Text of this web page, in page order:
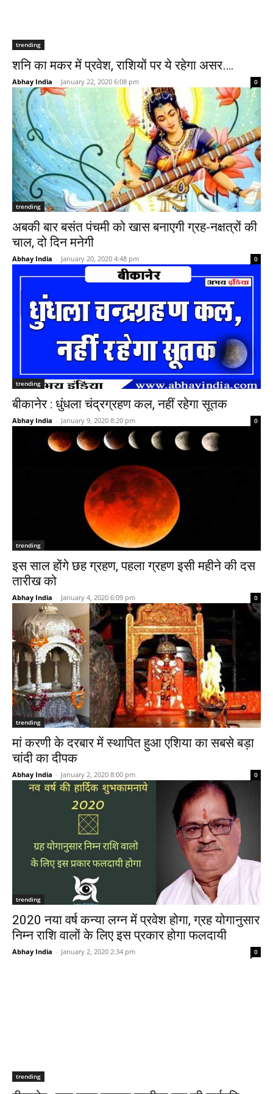
trending
शनि का मकर में प्रवेश, राशियों पर ये रहेगा असर….
Abhay India - January 22, 2020 6:08 pm 0
trending
अबकी बार बसंत पंचमी को खास बनाएगी ग्रह-नक्षत्रों की
चाल, दो दिन मनेगी
Abhay India - January 20, 2020 4:48 pm 0
trending
बीकानेर : धुंधला चंद्रग्रहण कल, नहीं रहेगा सूतक
Abhay India - January 9, 2020 8:20 pm 0
trending
इस साल होंगे छह ग्रहण, पहला ग्रहण इसी महीने की दस
तारीख को
Abhay India - January 4, 2020 6:09 pm 0
trending
मां करणी के दरबार में स्थापित हुआ एशिया का सबसे बड़ा
चांदी का दीपक
Abhay India - January 2, 2020 8:00 pm 0
trending
2020 नया वर्ष कन्या लग्न में प्रवेश होगा, ग्रह योगानुसार
निम्न राशि वालों के लिए इस प्रकार होगा फलदायी
Abhay India - January 2, 2020 2:34 pm 0
trending